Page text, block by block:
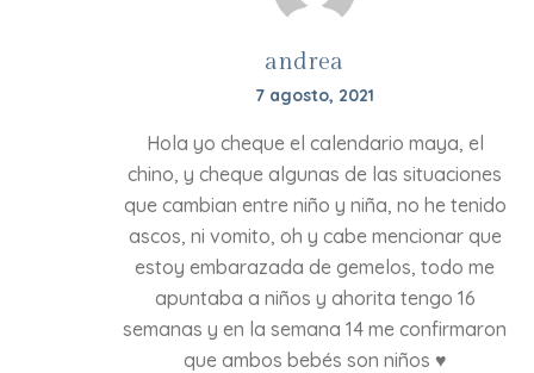
andrea
7 agosto, 2021
Hola yo cheque el calendario maya, el
chino, y cheque algunas de las situaciones
que cambian entre niño y niña, no he tenido
ascos, ni vomito, oh y cabe mencionar que
estoy embarazada de gemelos, todo me
apuntaba a niños y ahorita tengo 16
semanas y en la semana 14 me confirmaron
que ambos bebés son niños ♥️